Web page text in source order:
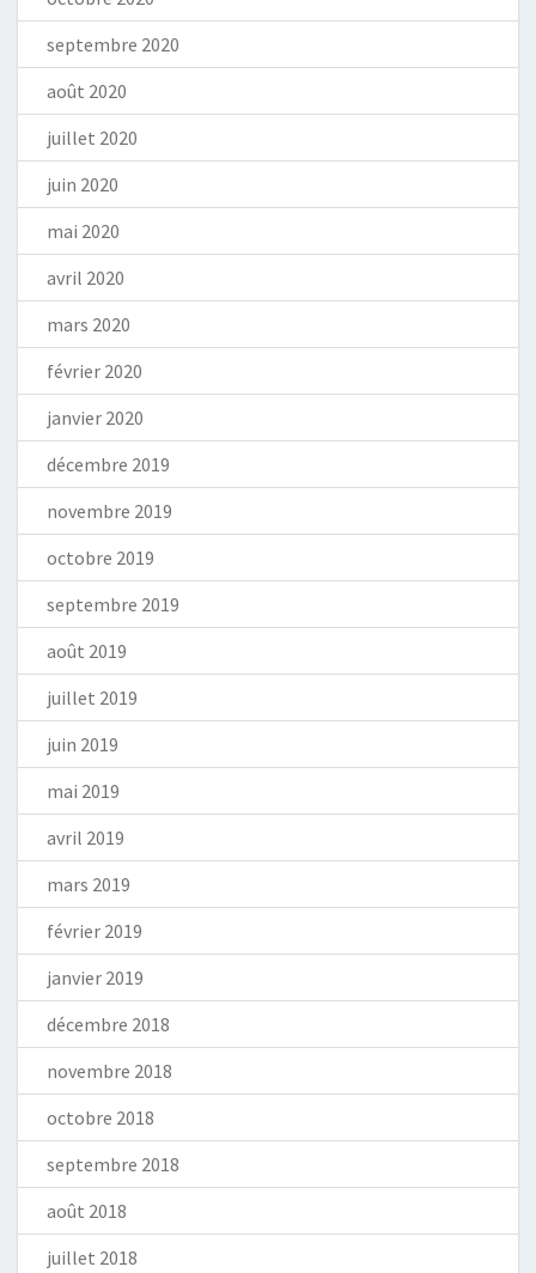
septembre 2020
août 2020
juillet 2020
juin 2020
mai 2020
avril 2020
mars 2020
février 2020
janvier 2020
décembre 2019
novembre 2019
octobre 2019
septembre 2019
août 2019
juillet 2019
juin 2019
mai 2019
avril 2019
mars 2019
février 2019
janvier 2019
décembre 2018
novembre 2018
octobre 2018
septembre 2018
août 2018
juillet 2018